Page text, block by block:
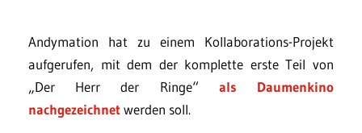
Andymation hat zu einem Kollaborations-Projekt
aufgerufen, mit dem der komplette erste Teil von
„Der Herr der Ringe“ als Daumenkino
nachgezeichnetwerden soll.